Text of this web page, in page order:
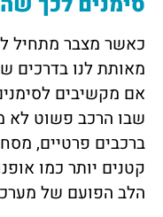
כאשר מצבר מתחיל
מאותת לנו בדרכים
אם מקשיבים
ברכבים פרטיים,
קטנים יותר כמו
הלב הפועם של